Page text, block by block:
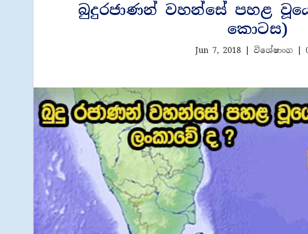
බුදුරජාණන් වහන්සේ පහළ වූයේ
කොටස)
Jun 7, 2018 විශේෂාංග